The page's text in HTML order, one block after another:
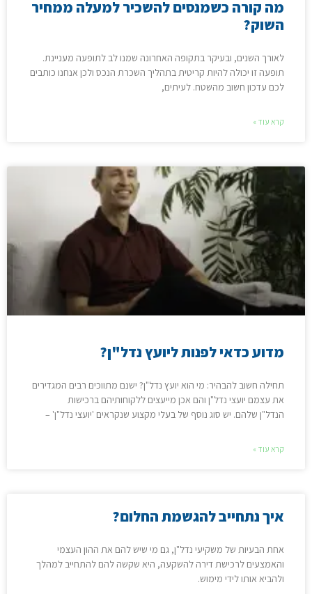
מה קורה כשמנסים להשכיר למעלה ממחיר
השוק?
לאורך השנים, ובעיקר בתקופה האחרונה שמנו לב לתופעה מעניינת.
תופעה זו יכולה להיות קריטית בתהליך השכרת הנכס ולכן אנחנו כותבים
לכם עדכון חשוב מהשטח. לעיתים,
קרא עוד »
מדוע כדאי לפנות ליועץ נדל"ן?
תחילה חשוב להבהיר: מי הוא יועץ נדל"ן? ישנם מתווכים רבים המגדירים
את עצמם יועצי נדל"ן והם אכן מייעצים ללקוחותיהם ברכישות
הנדל"ן שלהם. יש סוג נוסף של בעלי מקצוע שנקראים 'יועצי נדל"ן' –
קרא עוד »
איך נתחייב להגשמת החלום?
אחת הבעיות של משקיעי נדל"ן, גם מי שיש להם את ההון העצמי
והאמצעים לרכישת דירה להשקעה, היא שקשה להם להתחייב למהלך
ולהביא אותו לידי מימוש.